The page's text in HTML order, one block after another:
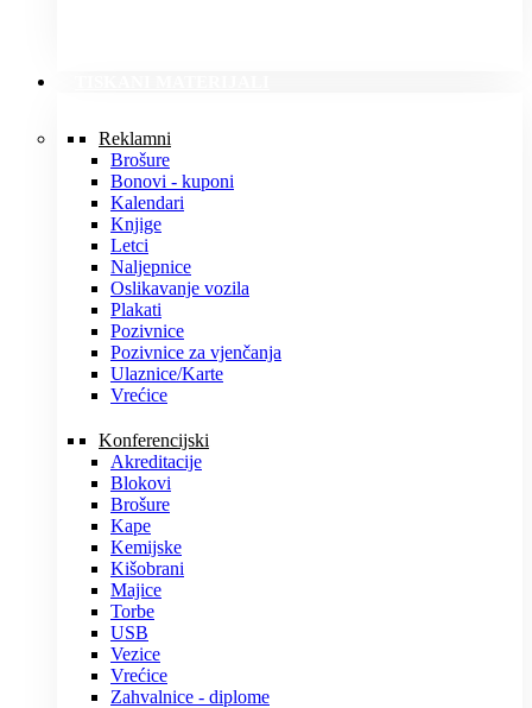
Reklamni
Brošure
Bonovi - kuponi
Kalendari
Knjige
Letci
Naljepnice
Oslikavanje vozila
Plakati
Pozivnice
Pozivnice za vjenčanja
Ulaznice/Karte
Vrećice
Konferencijski
Akreditacije
Blokovi
Brošure
Kape
Kemijske
Kišobrani
Majice
Torbe
USB
Vezice
Vrećice
Zahvalnice - diplome